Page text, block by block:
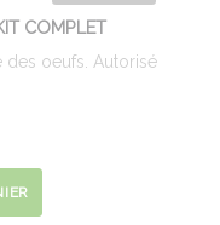
COMPLET
oeufs. Autorisé